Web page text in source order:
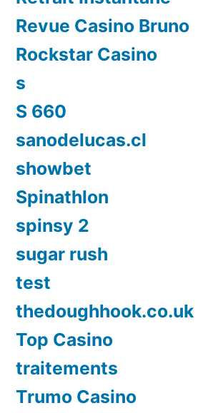
Revue Casino Bruno
Rockstar Casino
s
S 660
sanodelucas.cl
showbet
Spinathlon
spinsy 2
sugar rush
test
thedoughhook.co.uk
Top Casino
traitements
Trumo Casino